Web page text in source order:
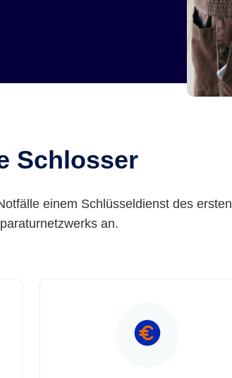
Schlosser
einem Schlüsseldienst des ersten
an.